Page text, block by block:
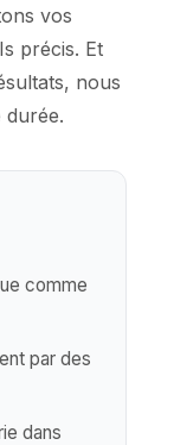
vos
précis. Et
nous
durée.
comme
par des
dans